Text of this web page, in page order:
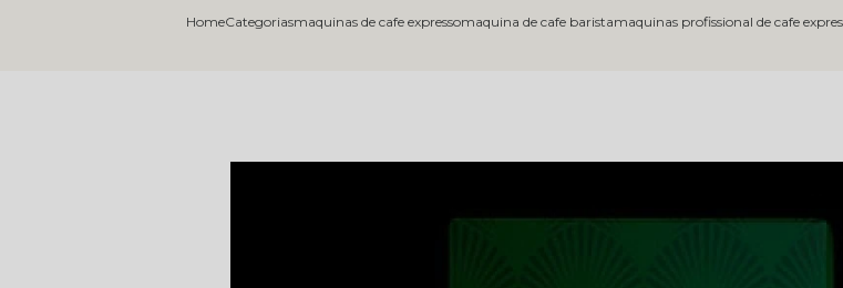
HomeCategoriasmaquinas de cafe expressomaquina de cafe baristamaquinas profissional de cafe